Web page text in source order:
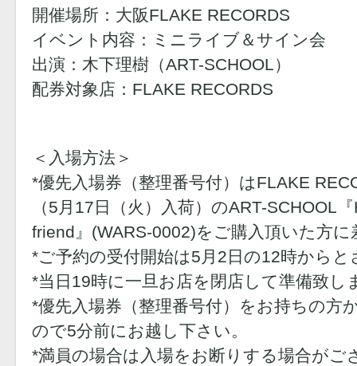
開催場所：大阪FLAKE RECORDS
イベント内容：ミニライブ＆サイン会
出演：木下理樹（ART-SCHOOL）
配券対象店：FLAKE RECORDS
＜入場方法＞
*優先入場券（整理番号付）はFLAKE
（5月17日（火）入荷）のART-SCHOOL
friend』(WARS-0002)をご購入頂いた方
*ご予約の受付開始は5月2日の12時から
*当日19時に一旦お店を閉店して準備致し
*優先入場券（整理番号付）をお持ちの方
ので5分前にお越し下さい。
*満員の場合は入場をお断りする場合がご